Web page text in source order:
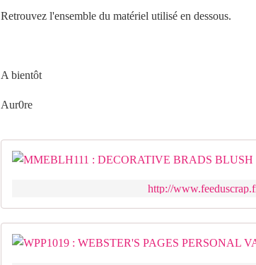
Retrouvez l'ensemble du matériel utilisé en dessous.
A bientôt
Aur0re
http://